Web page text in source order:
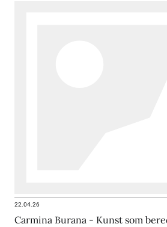
22.04.26
Carmina Burana - Kunst som